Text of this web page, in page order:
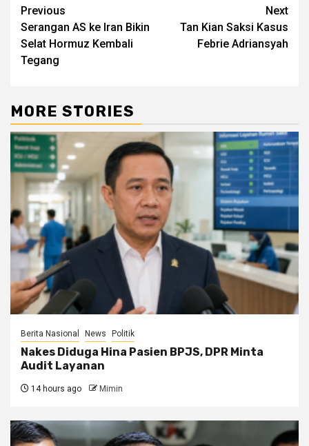
Post
navigation
Previous
Serangan AS ke Iran Bikin
Selat Hormuz Kembali
Tegang
Next
Tan Kian Saksi Kasus
Febrie Adriansyah
MORE STORIES
Berita Nasional News Politik
Nakes Diduga Hina Pasien BPJS, DPR Minta
Audit Layanan
14 hours ago Mimin